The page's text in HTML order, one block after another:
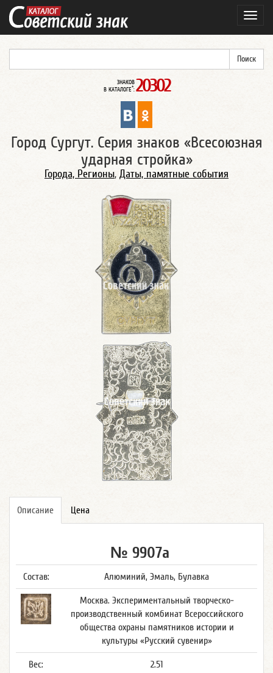
ЗНАКОВ
В КАТАЛОГЕ*: 20302
Город Сургут. Серия знаков «Всесоюзная
ударная стройка»
Города, Регионы, Даты, памятные события
Описание Цена
№ 9907а
Состав: Алюминий, Эмаль, Булавка
Москва. Экспериментальный творческо-
производственный комбинат Всероссийского
общества охраны памятников истории и
культуры «Русский сувенир»
Вес: 2.51